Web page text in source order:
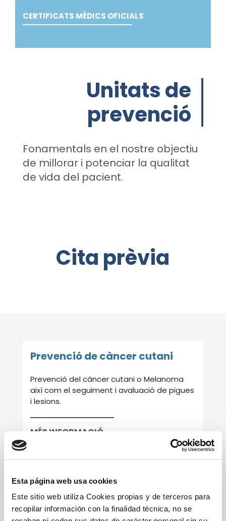
Esta página web usa cookies
Este sitio web utiliza Cookies propias y de terceros para
recopilar información con la finalidad técnica, no se
CERTIFICATS MÈDICS OFICIALS
Unitats de
prevenció
Fonamentals en el nostre objectiu
de millorar i potenciar la qualitat
de vida del pacient.
Cita prèvia
Prevenció de càncer cutani
Prevenció del càncer cutani o Melanoma
així com el seguiment i avaluació de pigues
i lesions.
MÉS INFORMACIÓ
Prevenció de càncer de
pròstata
Controls rutinaris amb medicina general i